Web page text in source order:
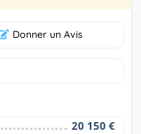
Donner un Avis
20 150 €